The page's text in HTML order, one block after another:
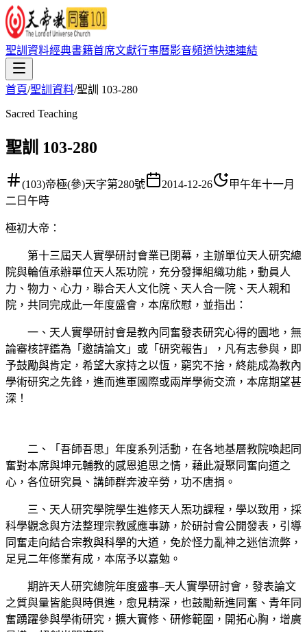
聖訓資料經典書籍首席文獻行事曆影音頻道快速連結
首頁/聖訓資料/聖訓 103-280
Sacred Teaching
聖訓 103-280
(103)帝極(參)天字第280號 2014-12-26
甲午年十一月
二日午時
極初大帝 ：
第十三屆天人實學研討會業已閉幕，主辦單位天人研究總
院與輪值承辦單位天人炁功院，充分發揮組織功能，動員人
力、物力、心力，聯合天人文化院、天人合一院、天人親和
院，共同完成此一年度盛會，本席欣慰，並指出：
一、天人實學研討會是教內同奮發表研究心得的園地，無
論審核評鑑為「邀請論文」或「研究報告」，凡有志參與，即
予鼓勵與肯定，希望大家持之以恆，窮究不捨，終能成為教內
學術研究之先鋒，進而進軍國際或兩岸學術交流，本席期望甚
深！
二、「吾師吾思」年度系列活動，在各地基層教院喚起同
奮對本席與坤元輔教的感恩追思之情，藉此凝聚同奮向道之
心，各位研究員、講師群奔波辛勞，功不唐捐。
三、天人研究學院學生進修天人炁功課程，學以致用，採
科學觀念與方法整理宗教感應事跡，於研討會公開發表，引導
同奮走向結合宗教與科學的大道，免於怪力亂神之迷信流弊，
足見二年修業有成，本席予以嘉勉。
期許天人研究總院年度盛事–天人實學研討會，發表論文
之質與量皆能與時俱進，愈見精深，也鼓勵新進同奮、青年同
奮踴躍參與學術研究，擴大實修、研修範圍，開拓心胸，增廣